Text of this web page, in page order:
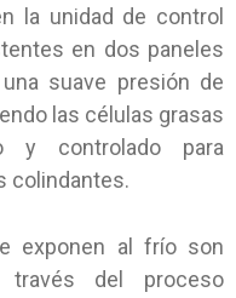
la unidad de control
en dos paneles
suave presión de
las células grasas
y controlado para
colindantes.
exponen al frío son
través del proceso